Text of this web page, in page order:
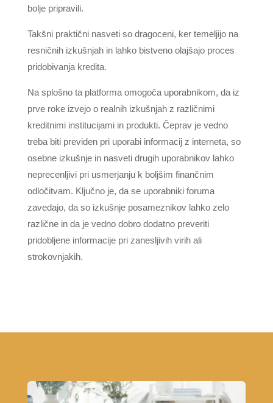
bolje pripravili.
Takšni praktični nasveti so dragoceni, ker temeljijo na
resničnih izkušnjah in lahko bistveno olajšajo proces
pridobivanja kredita.
Na splošno ta platforma omogoča uporabnikom, da iz
prve roke izvejo o realnih izkušnjah z različnimi
kreditnimi institucijami in produkti. Čeprav je vedno
treba biti previden pri uporabi informacij z interneta, so
osebne izkušnje in nasveti drugih uporabnikov lahko
neprecenljivi pri usmerjanju k boljšim finančnim
odločitvam. Ključno je, da se uporabniki foruma
zavedajo, da so izkušnje posameznikov lahko zelo
različne in da je vedno dobro dodatno preveriti
pridobljene informacije pri zanesljivih virih ali
strokovnjakih.